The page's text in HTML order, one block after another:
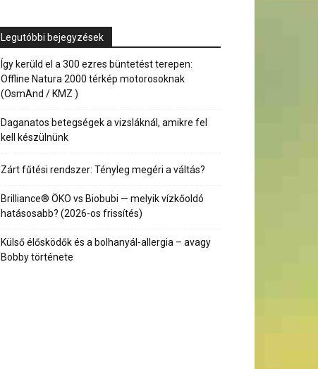
Legutóbbi bejegyzések
Így kerüld el a 300 ezres büntetést terepen:
Offline Natura 2000 térkép motorosoknak
(OsmAnd / KMZ )
Daganatos betegségek a vizsláknál, amikre fel
kell készülnünk
Zárt fűtési rendszer: Tényleg megéri a váltás?
Brilliance® ÖKO vs Biobubi — melyik vízkőoldó
hatásosabb? (2026-os frissítés)
Külső élősködők és a bolhanyál-allergia – avagy
Bobby története